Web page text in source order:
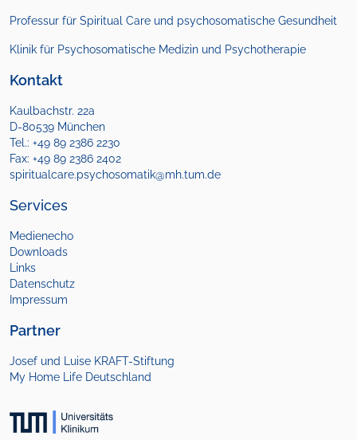
Professur für Spiritual Care und psychosomatische Gesundheit
Klinik für Psychosomatische Medizin und Psychotherapie
Kontakt
Kaulbachstr. 22a
D-80539 München
Tel.: +49 89 2386 2230
Fax: +49 89 2386 2402
spiritualcare.psychosomatik@mh.tum.de
Services
Medienecho
Downloads
Links
Datenschutz
Impressum
Partner
Josef und Luise KRAFT-Stiftung
My Home Life Deutschland